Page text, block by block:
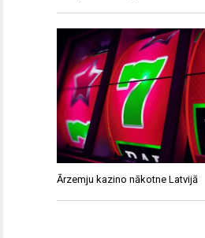
Ārzemju kazino nākotne Latvijā